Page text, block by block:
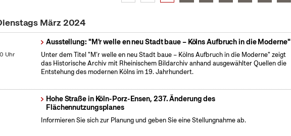
März 2024
Uhr
Ausstellung: "M'r welle en neu Stadt baue – Kölns Aufbruch in die Moderne"
Unter dem Titel "M’r welle en neu Stadt baue – Kölns Aufbruch in die Moderne" zeigt
das Historische Archiv mit Rheinischem Bildarchiv anhand ausgewählter Quellen die
Entstehung des modernen Kölns im 19. Jahrhundert.
Hohe Straße in Köln-Porz-Ensen, 237. Änderung des
Flächennutzungsplanes
Informieren Sie sich zur Planung und geben Sie eine Stellungnahme ab.